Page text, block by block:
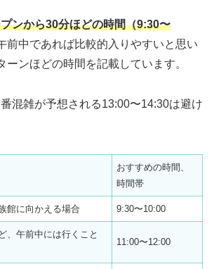
ンから30分ほどの時間（9:30〜
前中であれば比較的入りやすいと思い
ーンほどの時間を記載しています。
混雑が予想される13:00〜14:30は避け
おすすめの時間、
時間帯
館に向かえる場合 9:30〜10:00
、午前中には行くこと
11:00〜12:00